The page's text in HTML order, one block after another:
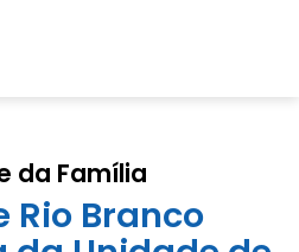
da Família
Rio Branco